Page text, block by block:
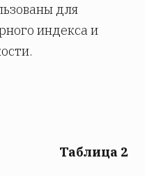
для
индекса и
Таблица 2